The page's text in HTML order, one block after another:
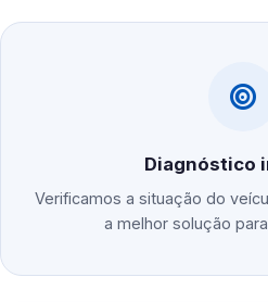
Diagnóstico
Verificamos a situação do
a melhor solução